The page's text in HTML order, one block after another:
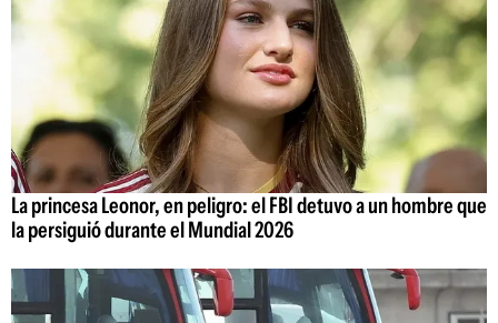
La princesa Leonor, en peligro: el FBI detuvo a un hombre que
la persiguió durante el Mundial 2026